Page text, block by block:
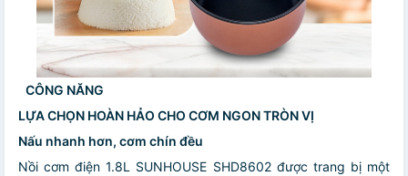
CÔNG NĂNG
LỰA CHỌN HOÀN HẢO CHO CƠM NGON TRÒN VỊ
Nấu nhanh hơn, cơm chín đều
Nồi cơm điện 1.8L SUNHOUSE SHD8602 được trang bị một